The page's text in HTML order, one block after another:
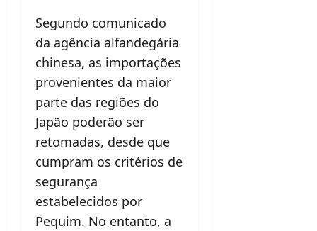
Segundo comunicado
da agência alfandegária
chinesa, as importações
provenientes da maior
parte das regiões do
Japão poderão ser
retomadas, desde que
cumpram os critérios de
segurança
estabelecidos por
Pequim. No entanto, a